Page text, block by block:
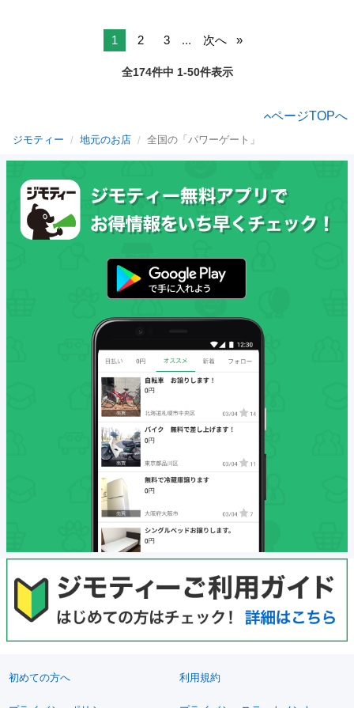
1 2 3 ... 次へ
全174件中 1-50件表示
ページTOPへ
ジモティー 地元のお店 全国の「パワーゲート」
初めての方へ 利用規約